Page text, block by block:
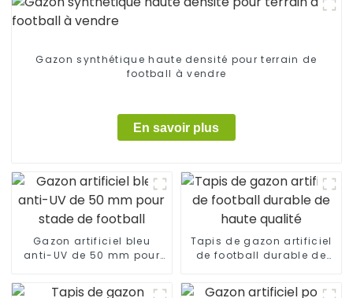
Gazon synthétique haute densité pour terrain de
football à vendre
En savoir plus
Gazon artificiel bleu
anti-UV de 50 mm pour
Tapis de gazon artificiel
de football durable de